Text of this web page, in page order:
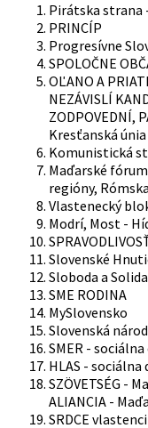
Pirátska strana
PRINCÍP
Progresívne
SPOLOČNE
OĽANO A
NEZÁVISLÍ
ZODPOVEDNÍ,
Kresťanská únia
Komunistická
Maďarské
regióny,
Vlastenecký
Modrí, Most -
Slovenské
Sloboda a
SME RODINA
MySlovensko
Slovenská
SMER -
HLAS - sociálna
SZÖVETSÉG -
ALIANCIA -
SRDCE